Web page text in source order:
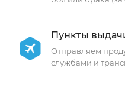
Пункты
Отправляем
службами и